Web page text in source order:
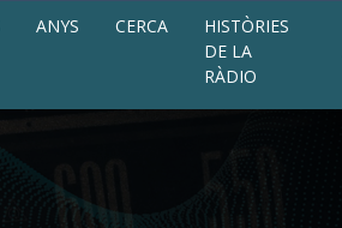
ANYS CERCA
HISTÒRIES
DE LA
RÀDIO